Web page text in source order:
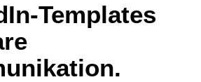
Templates